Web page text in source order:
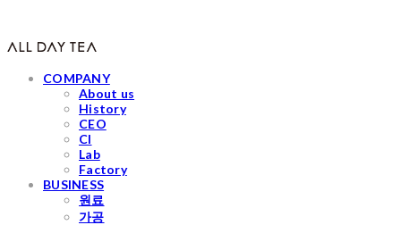
COMPANY
About us
History
CEO
CI
Lab
Factory
BUSINESS
원료
가공